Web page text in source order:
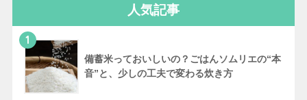
人気記事
1
備蓄米っておいしいの？ごはんソムリエの“本
音”と、少しの工夫で変わる炊き方